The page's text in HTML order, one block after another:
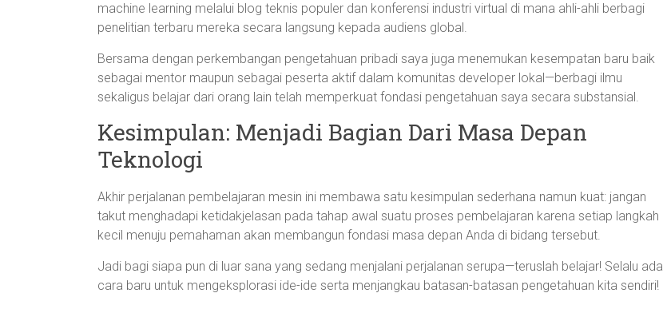
machine learning melalui blog teknis populer dan konferensi industri virtual di mana ahli-ahli berbagi
penelitian terbaru mereka secara langsung kepada audiens global.
Bersama dengan perkembangan pengetahuan pribadi saya juga menemukan kesempatan baru baik
sebagai mentor maupun sebagai peserta aktif dalam komunitas developer lokal—berbagi ilmu
sekaligus belajar dari orang lain telah memperkuat fondasi pengetahuan saya secara substansial.
Kesimpulan: Menjadi Bagian Dari Masa Depan
Teknologi
Akhir perjalanan pembelajaran mesin ini membawa satu kesimpulan sederhana namun kuat: jangan
takut menghadapi ketidakjelasan pada tahap awal suatu proses pembelajaran karena setiap langkah
kecil menuju pemahaman akan membangun fondasi masa depan Anda di bidang tersebut.
Jadi bagi siapa pun di luar sana yang sedang menjalani perjalanan serupa—teruslah belajar! Selalu ada
cara baru untuk mengeksplorasi ide-ide serta menjangkau batasan-batasan pengetahuan kita sendiri!